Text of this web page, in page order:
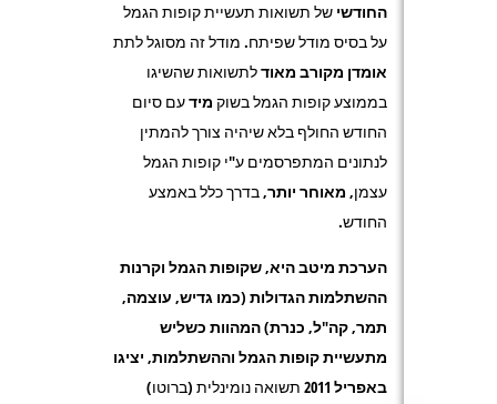
החודשי של תשואות תעשיית קופות הגמל
על בסיס מודל שפיתח. מודל זה מסוגל לתת
אומדן מקורב מאודלתשואות שהשיגו
בממוצע קופות הגמל בשוק מידעם סיום
החודש החולף בלא שיהיה צורך להמתין
לנתונים המתפרסמים ע"י קופות הגמל
עצמן, מאוחר יותר, בדרך כלל באמצע
החודש.
הערכת מיטב היא, שקופות הגמל וקרנות
ההשתלמותהגדולות (כמו גדיש, עוצמה,
תמר, קה"ל, כנרת) המהוות כשליש
מתעשיית קופות הגמל וההשתלמות, יציגו
באפריל 2011
תשואה נומינלית (ברוטו)